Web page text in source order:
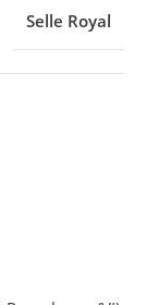
Selle Royal